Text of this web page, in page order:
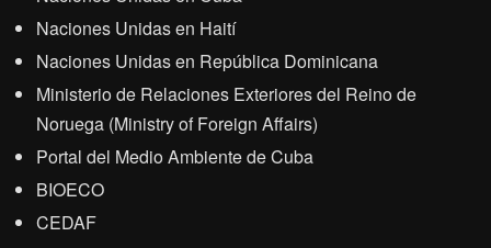
Naciones Unidas en Haití
Naciones Unidas en República Dominicana
Ministerio de Relaciones Exteriores del Reino de
Noruega (Ministry of Foreign Affairs)
Portal del Medio Ambiente de Cuba
BIOECO
CEDAF